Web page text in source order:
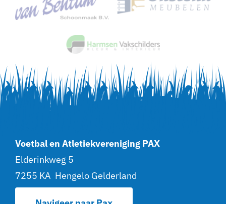
Voetbal en Atletiekvereniging PAX
Elderinkweg 5
7255 KA Hengelo Gelderland